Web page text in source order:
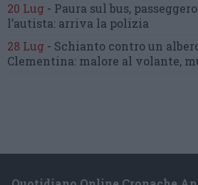
20 Lug - Paura sul bus, passeggero
l’autista: arriva la polizia
28 Lug - Schianto contro un
Clementina: malore al volante,